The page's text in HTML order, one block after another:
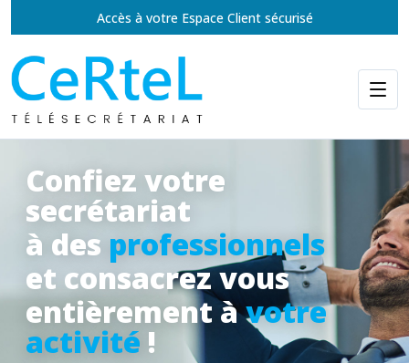
Accès à votre Espace Client sécurisé
Confiez votre
secrétariat
à des professionnels
et consacrez vous
entièrement àvotre
activité !